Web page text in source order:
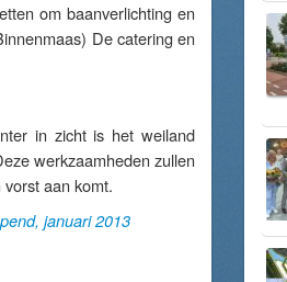
om baanverlichting en
De catering en
in zicht is het weiland
werkzaamheden zullen
aan komt.
januari 2013